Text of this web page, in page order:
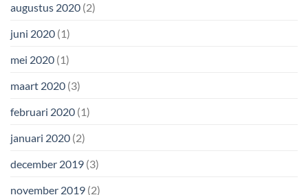
augustus 2020 (2)
juni 2020 (1)
mei 2020 (1)
maart 2020 (3)
februari 2020 (1)
januari 2020 (2)
december 2019 (3)
november 2019 (2)